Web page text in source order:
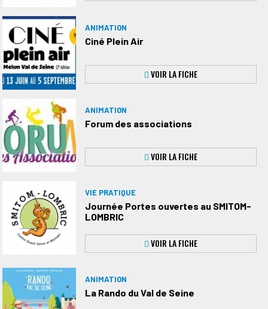
ANIMATION
Ciné Plein Air
VOIR LA FICHE
ANIMATION
Forum des associations
VOIR LA FICHE
VIE PRATIQUE
Journée Portes ouvertes au SMITOM-
LOMBRIC
VOIR LA FICHE
ANIMATION
La Rando du Val de Seine